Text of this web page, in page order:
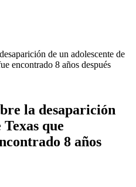
de un adolescente de
encontrado 8 años después
la desaparición
que
8 años